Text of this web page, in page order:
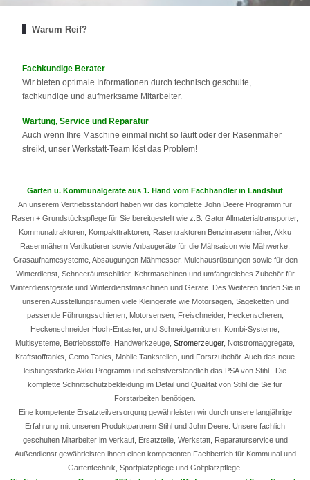
Warum Reif?
Fachkundige Berater
Wir bieten optimale Informationen durch technisch geschulte,
fachkundige und aufmerksame Mitarbeiter.
Wartung, Service und Reparatur
Auch wenn Ihre Maschine einmal nicht so läuft oder der Rasenmäher
streikt, unser Werkstatt-Team löst das Problem!
Garten u. Kommunalgeräte aus 1. Hand vom Fachhändler in Landshut
An unserem Vertriebsstandort haben wir das komplette John Deere Programm für
Rasen + Grundstückspflege für Sie bereitgestellt wie z.B. Gator Allmaterialtransporter,
Kommunaltraktoren, Kompakttraktoren, Rasentraktoren Benzinrasenmäher, Akku
Rasenmähern Vertikutierer sowie Anbaugeräte für die Mähsaison wie Mähwerke,
Grasaufnamesysteme, Absaugungen Mähmesser, Mulchausrüstungen sowie für den
Winterdienst, Schneeräumschilder, Kehrmaschinen und umfangreiches Zubehör für
Winterdienstgeräte und Winterdienstmaschinen und Geräte. Des Weiteren finden Sie in
unseren Ausstellungsräumen viele Kleingeräte wie Motorsägen, Sägeketten und
passende Führungsschienen, Motorsensen, Freischneider, Heckenscheren,
Heckenschneider Hoch-Entaster, und Schneidgarnituren, Kombi-Systeme,
Multisysteme, Betriebsstoffe, Handwerkzeuge, Stromerzeuger, Notstromaggregate,
Kraftstofftanks, Cemo Tanks, Mobile Tankstellen, und Forstzubehör. Auch das neue
leistungsstarke Akku Programm und selbstverständlich das PSA von Stihl . Die
komplette Schnittschutzbekleidung im Detail und Qualität von Stihl die Sie für
Forstarbeiten benötigen.
Eine kompetente Ersatzteilversorgung gewährleisten wir durch unsere langjährige
Erfahrung mit unseren Produktpartnern Stihl und John Deere. Unsere fachlich
geschulten Mitarbeiter im Verkauf, Ersatzteile, Werkstatt, Reparaturservice und
Außendienst gewährleisten ihnen einen kompetenten Fachbetrieb für Kommunal und
Gartentechnik, Sportplatzpflege und Golfplatzpflege.